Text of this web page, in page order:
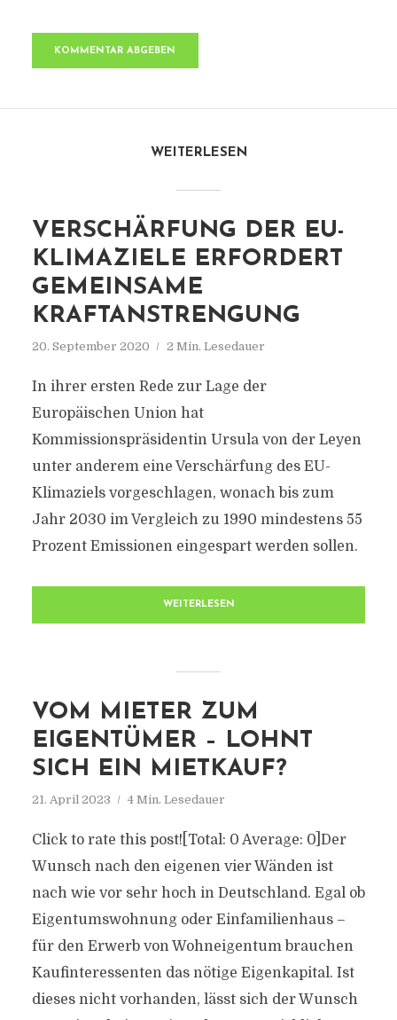
WEITERLESEN
VERSCHÄRFUNG DER EU-
KLIMAZIELE ERFORDERT
GEMEINSAME
KRAFTANSTRENGUNG
20. September 2020 2 Min. Lesedauer
In ihrer ersten Rede zur Lage der
Europäischen Union hat
Kommissionspräsidentin Ursula von der Leyen
unter anderem eine Verschärfung des EU-
Klimaziels vorgeschlagen, wonach bis zum
Jahr 2030 im Vergleich zu 1990 mindestens 55
Prozent Emissionen eingespart werden sollen.
WEITERLESEN
VOM MIETER ZUM
EIGENTÜMER – LOHNT
SICH EIN MIETKAUF?
21. April 2023 4 Min. Lesedauer
Click to rate this post![Total: 0 Average: 0]Der
Wunsch nach den eigenen vier Wänden ist
nach wie vor sehr hoch in Deutschland. Egal ob
Eigentumswohnung oder Einfamilienhaus –
für den Erwerb von Wohneigentum brauchen
Kaufinteressenten das nötige Eigenkapital. Ist
dieses nicht vorhanden, lässt sich der Wunsch